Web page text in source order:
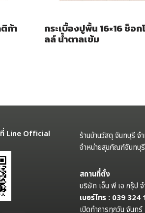
ก้า กระเบื้องปูพื้น 16×16 ช็อ
ลล์ น้ำตาลเข้ม
Line Official
ร้านบ้านวัสดุ จันทบุรี จ
จำหน่ายสุขภัณฑ์จันท
สถานที่ตั้ง
บริษัท เอ็น พี เอ กรุ๊ป
เบอร์โทร : 039 324
เปิดทำการทุกวัน จันทร์